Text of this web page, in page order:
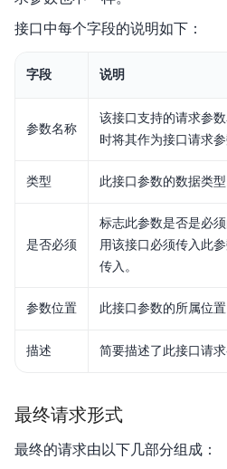
接口中每个字段的说明如下：
字段 说明
参数名称
该接口支持的请求参
时将其作为接口请求参
类型 此接口参数的数据类型
是否必须
标志此参数是否是必
用该接口必须传入此
传入。
参数位置 此接口参数的所属位置
描述 简要描述了此接口请求
最终请求形式
最终的请求由以下几部分组成：